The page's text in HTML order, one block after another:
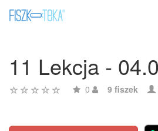
11 Lekcja -
0 9 fiszek